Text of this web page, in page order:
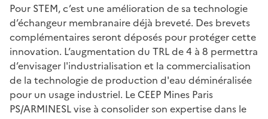
Pour STEM, c’est une amélioration de sa technologie
d’échangeur membranaire déjà breveté. Des brevets
complémentaires seront déposés pour protéger cette
innovation. L’augmentation du TRL de 4 à 8 permettra
d’envisager l'industrialisation et la commercialisation
de la technologie de production d'eau déminéralisée
pour un usage industriel. Le CEEP Mines Paris
PS/ARMINESL vise à consolider son expertise dans le